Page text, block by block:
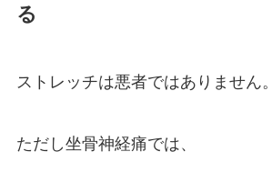
る
ストレッチは悪者ではありません。
ただし坐骨神経痛では、